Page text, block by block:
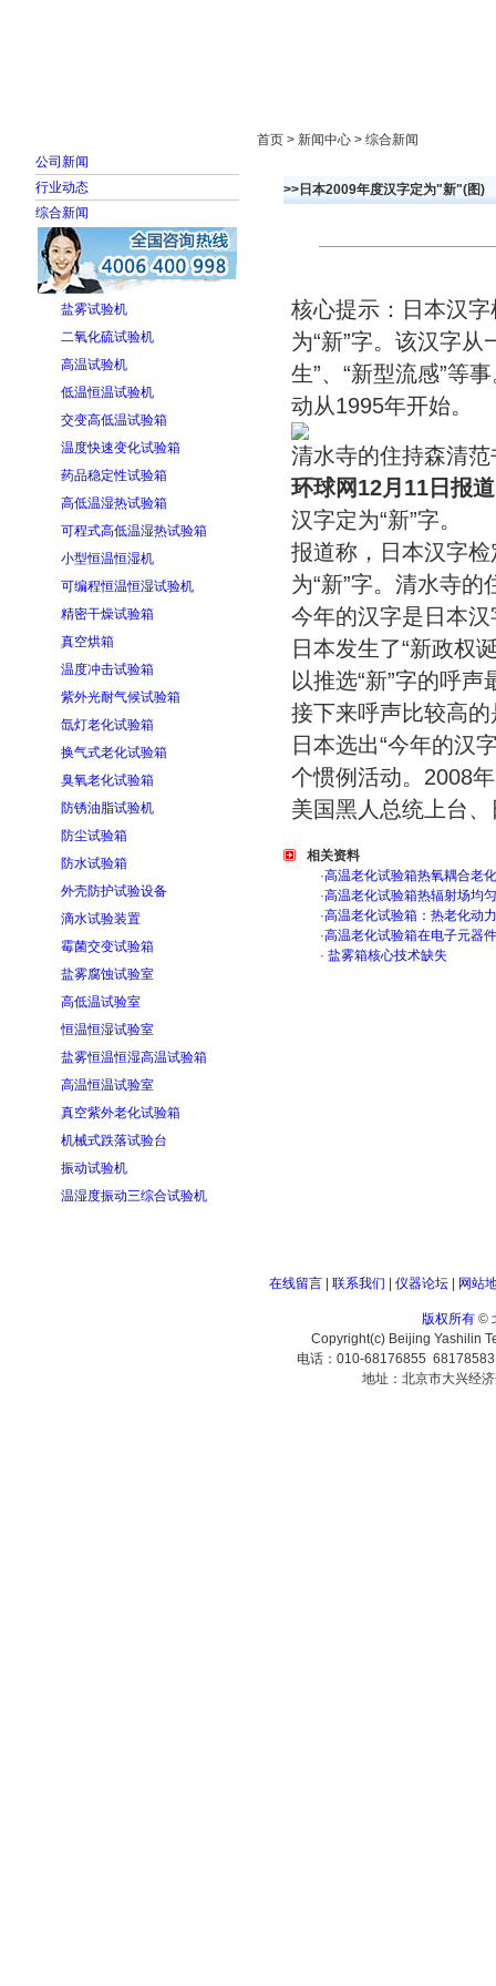
公司新闻
行业动态
综合新闻
盐雾试验机
二氧化硫试验机
高温试验机
低温恒温试验机
交变高低温试验箱
温度快速变化试验箱
药品稳定性试验箱
高低温湿热试验箱
可程式高低温湿热试验箱
小型恒温恒湿机
可编程恒温恒湿试验机
精密干燥试验箱
真空烘箱
温度冲击试验箱
紫外光耐气候试验箱
氙灯老化试验箱
换气式老化试验箱
臭氧老化试验箱
防锈油脂试验机
防尘试验箱
防水试验箱
外壳防护试验设备
滴水试验装置
霉菌交变试验箱
盐雾腐蚀试验室
高低温试验室
恒温恒湿试验室
盐雾恒温恒湿高温试验箱
高温恒温试验室
真空紫外老化试验箱
机械式跌落试验台
振动试验机
温湿度振动三综合试验机
首页 > 新闻中心 > 综合新闻
>>日本2009年度汉字定为"新"(图)
核心提示：日本汉
为“新”字。该汉字
生”、“新型流感”等
动从1995年开始。
清水寺的住持森清范
环球网12月11日报道
汉字定为“新”字。
报道称，日本汉字
为“新”字。清水寺的
今年的汉字是日本
日本发生了“新政权
以推选“新”字的呼声
接下来呼声比较高的
日本选出“今年的汉
个惯例活动。2008
美国黑人总统上台
相关资料
·高温老化试验箱热氧耦合老
·高温老化试验箱热辐射场均
·高温老化试验箱：热老化动
·高温老化试验箱在电子元器
· 盐雾箱核心技术缺失
在线留言| 联系我们 仪器论坛| 网站
版权所有©
Copyright(c) Beijing Yashilin
电话：010-68176855
地址：北京市大兴经